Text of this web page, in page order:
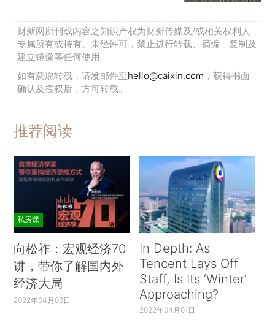
财新网所刊载内容之知识产权为财新传媒及/或相关权利人
专属所有或持有。未经许可，禁止进行转载、摘编、复制及
建立镜像等任何使用。
如有意愿转载，请发邮件至hello@caixin.com ，获得书面
确认及授权后，方可转载。
推荐阅读
私房课
向松祚：宏观经济70
讲，带你了解国内外
经济大局
2022年04月06日
In Depth: As
Tencent Lays Off
Staff, Is Its ‘Winter’
Approaching?
2022年04月01日